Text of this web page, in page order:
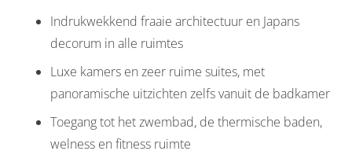
Indrukwekkend fraaie architectuur en Japans
decorum in alle ruimtes
Luxe kamers en zeer ruime suites, met
panoramische uitzichten zelfs vanuit de badkamer
Toegang tot het zwembad, de thermische baden,
welness en fitness ruimte